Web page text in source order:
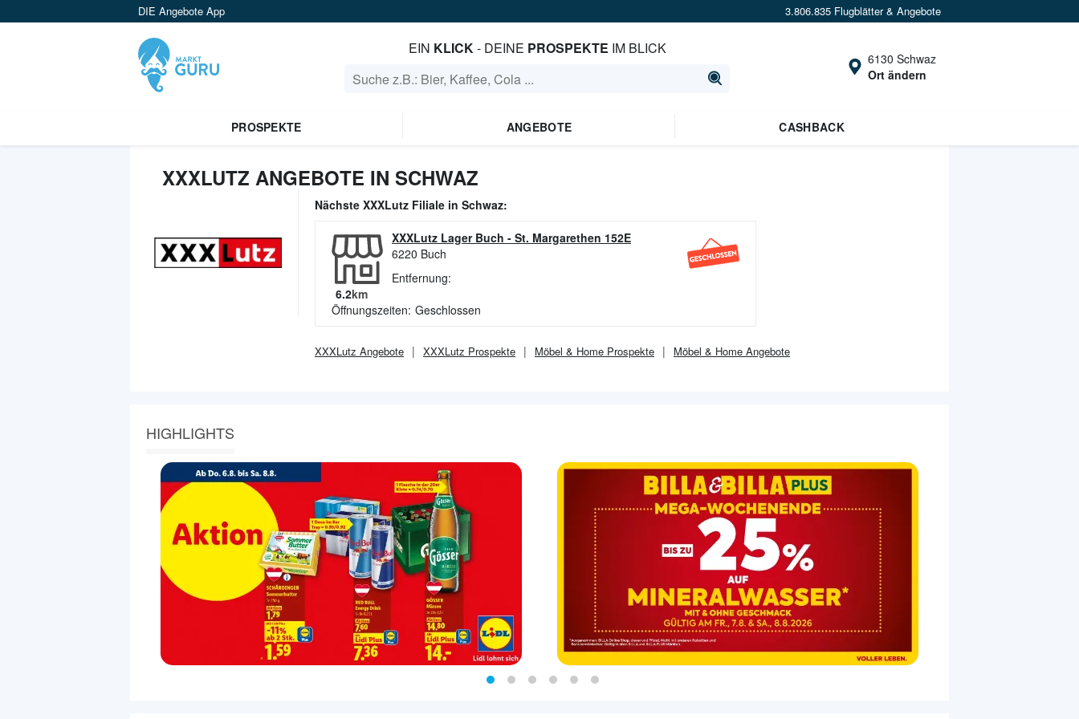
DIE Angebote App 3.806.835 Flugblätter & Angebote
EIN KLICK- DEINE PROSPEKTE IM BLICK
6130 Schwaz
Ort ändern
PROSPEKTE ANGEBOTE CASHBACK
XXXLUTZ ANGEBOTE IN SCHWAZ
Nächste XXXLutz Filiale in Schwaz:
XXXLutz Lager Buch - St. Margarethen 152E
6220 Buch
Entfernung:
6.2km
Öffnungszeiten: Geschlossen
XXXLutz Angebote XXXLutz Prospekte Möbel & Home Prospekte Möbel & Home Angebote
HIGHLIGHTS